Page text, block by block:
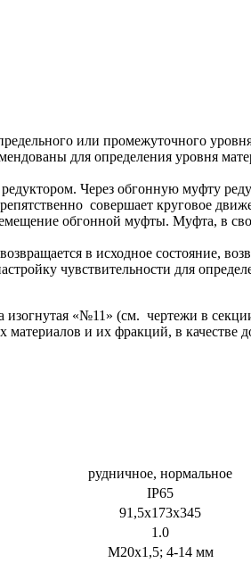
или промежуточного
для определения уровня
Через обгонную муфту
совершает круговое
обгонной муфты. Муфта, в
в исходное состояние,
чувствительности для
«№11» (см. чертежи в
и их фракций, в качестве
рудничное, нормальное
IP65
91,5х173х345
1.0
М20х1,5; 4-14 мм